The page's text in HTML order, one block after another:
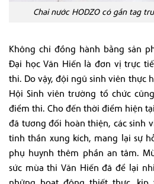
Chai nước HODZO có gắn tag
Không chỉ đồng hành bằng sản
Đại học Văn Hiến là đơn vị trực
thi. Do vậy, đội ngũ sinh viên thực
Hội Sinh viên trường tổ chức
điểm thi. Cho đến thời điểm hiện
đã tương đối hoàn thiện, các sinh
tinh thần xung kích, mang lại sự
phụ huynh thêm phần an tâm.
sức mùa thi Văn Hiến đã để lại